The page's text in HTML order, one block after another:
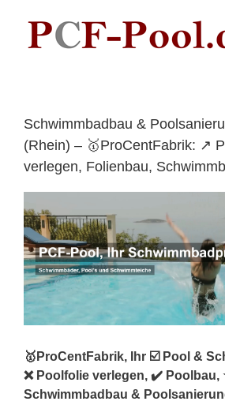
content
Schwimmbadbau &
(Rhein) – 🥇ProCentFabrik: ↗️
verlegen, Folienbau,
🥇ProCentFabrik, Ihr ☑️ Pool &
❌ Poolfolie verlegen, ✔️ Poolbau,
Schwimmbadbau &